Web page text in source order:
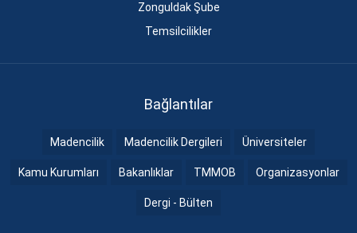
Zonguldak Şube
Temsilcilikler
Bağlantılar
Madencilik Madencilik Dergileri Üniversiteler
Kamu Kurumları Bakanlıklar TMMOB Organizasyonlar
Dergi - Bülten